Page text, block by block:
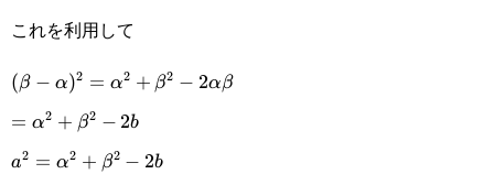
これを利用して
(\beta-
\alpha)^2=\alpha^2+\beta^2-
2\alpha\beta
(β − α)2 = α2 + β2 − 2αβ
=\alpha^2+\beta^2-
2b
= α2 + β2 − 2b
a^2=\alpha^2+\beta^2-
a2 = α2 + β2 − 2b